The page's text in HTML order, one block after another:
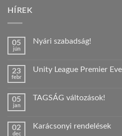
HÍREK
05
jún
Nyári szabadság!
Nyári
23
febr
Unity League Premier
Unity
bejegyzéshez
05
jan
TAGSÁG változások!
TAGSÁG
02
dec
Karácsonyi rendelések